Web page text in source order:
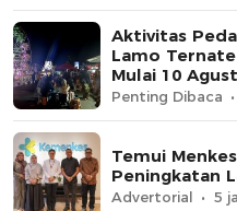
Aktivitas
Lamo
Mulai 10
Penting Dibaca
Temui
Peningkatan
Advertorial 5